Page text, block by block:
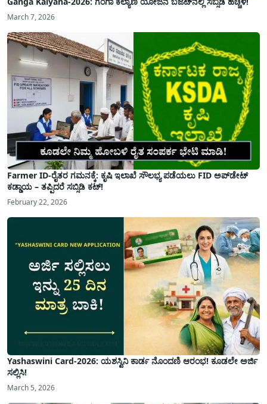
March 7, 2026
Farmer ID-ರೈತರ ಗಮನಕ್ಕೆ: ಕೃಷಿ ಇಲಾಖೆ ಸೌಲಭ್ಯ ಪಡೆಯಲು FID ಅಪ್‌ಡೇಟ್
ಕಡ್ಡಾಯ – ತಪ್ಪಿದರೆ ಸಬ್ಸಿಡಿ ಕಟ್!
February 22, 2026
Yashaswini Card-2026: ಯಶಸ್ವಿನಿ ಕಾರ್ಡ ನೊಂದಣಿ ಆರಂಭ! ಕೂಡಲೇ ಅರ್ಜಿ
ಸಲ್ಲಿಸಿ!
March 5, 2026